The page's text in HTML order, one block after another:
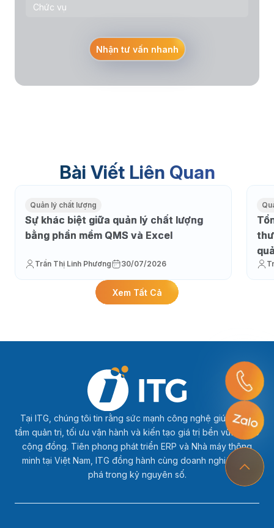
Nhận tư vấn nhanh
Bài Viết Liên Quan
Quản lý chất lượng
Sự khác biệt giữa quản lý chất lượng
bằng phần mềm QMS và Excel
Trần Thị Linh Phương 30/07/2026
Xem Tất Cả
Tại ITG, chúng tôi tin rằng sức mạnh công nghệ giúp nâng
tầm quản trị, tối ưu vận hành và kiến tạo giá trị bền vững cho
cộng đồng. Tiên phong phát triển ERP và Nhà máy thông
minh tại Việt Nam, ITG đồng hành cùng doanh nghiệp bứt
phá trong kỷ nguyên số.